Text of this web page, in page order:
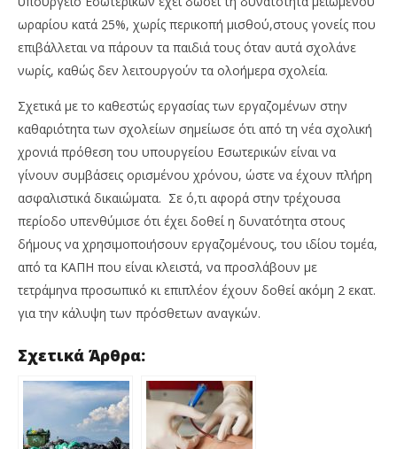
ωραρίου κατά 25%, χωρίς περικοπή μισθού,στους γονείς που
επιβάλλεται να πάρουν τα παιδιά τους όταν αυτά σχολάνε
νωρίς, καθώς δεν λειτουργούν τα ολοήμερα σχολεία.
Σχετικά με το καθεστώς εργασίας των εργαζομένων στην
καθαριότητα των σχολείων σημείωσε ότι από τη νέα σχολική
χρονιά πρόθεση του υπουργείου Εσωτερικών είναι να
γίνουν συμβάσεις ορισμένου χρόνου, ώστε να έχουν πλήρη
ασφαλιστικά δικαιώματα. Σε ό,τι αφορά στην τρέχουσα
περίοδο υπενθύμισε ότι έχει δοθεί η δυνατότητα στους
δήμους να χρησιμοποιήσουν εργαζομένους, του ιδίου τομέα,
από τα ΚΑΠΗ που είναι κλειστά, να προσλάβουν με
τετράμηνα προσωπικό κι επιπλέον έχουν δοθεί ακόμη 2 εκατ.
για την κάλυψη των πρόσθετων αναγκών.
Σχετικά Άρθρα: